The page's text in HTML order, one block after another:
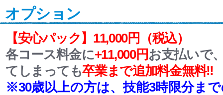
オプション
【安心パック】11,000円（税込）
各コース料金に+11,000円 お支払いで
てしまっても卒業まで追加料金無料‼
※30歳以上の方は、技能3時限分ま